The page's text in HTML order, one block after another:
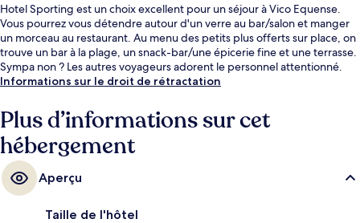
Hotel Sporting est un choix excellent pour un séjour à Vico Equense.
Vous pourrez vous détendre autour d'un verre au bar/salon et manger
un morceau au restaurant. Au menu des petits plus offerts sur place, on
trouve un bar à la plage, un snack-bar/une épicerie fine et une terrasse.
Sympa non ? Les autres voyageurs adorent le personnel attentionné.
Informations sur le droit de rétractation
Plus d’informations sur cet
hébergement
Aperçu
Taille de l'hôtel